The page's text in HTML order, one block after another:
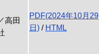
高田
PDF(2024年10月29
日) / HTML